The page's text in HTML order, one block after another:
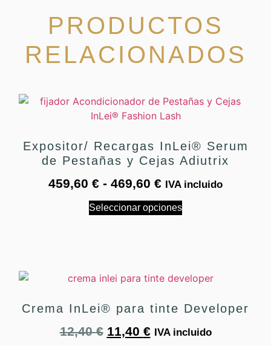
PRODUCTOS
RELACIONADOS
Expositor/ Recargas InLei® Serum
de Pestañas y Cejas Adiutrix
459,60 € - 469,60 € IVA incluido
Seleccionar opciones
Crema InLei® para tinte Developer
12,40€ 11,40 € IVA incluido